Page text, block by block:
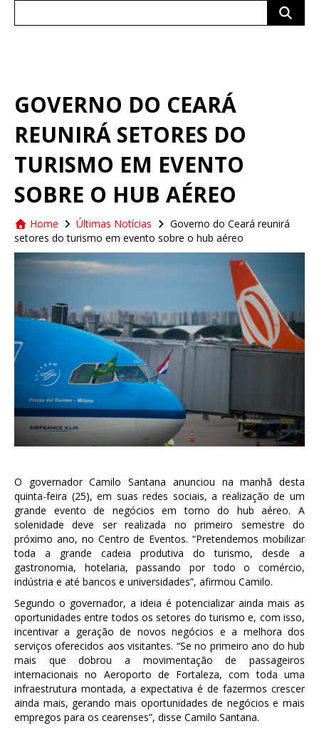
GOVERNO DO CEARÁ
REUNIRÁ SETORES DO
TURISMO EM EVENTO
SOBRE O HUB AÉREO
Home Últimas Notícias
Governo do Ceará reunirá
setores do turismo em evento sobre o hub aéreo
O governador Camilo Santana anunciou na manhã desta
quinta-feira (25), em suas redes sociais, a realização de um
grande evento de negócios em torno do hub aéreo. A
solenidade deve ser realizada no primeiro semestre do
próximo ano, no Centro de Eventos. “Pretendemos mobilizar
toda a grande cadeia produtiva do turismo, desde a
gastronomia, hotelaria, passando por todo o comércio,
indústria e até bancos e universidades”, afirmou Camilo.
Segundo o governador, a ideia é potencializar ainda mais as
oportunidades entre todos os setores do turismo e, com isso,
incentivar a geração de novos negócios e a melhora dos
serviços oferecidos aos visitantes. “Se no primeiro ano do hub
mais que dobrou a movimentação de passageiros
internacionais no Aeroporto de Fortaleza, com toda uma
infraestrutura montada, a expectativa é de fazermos crescer
ainda mais, gerando mais oportunidades de negócios e mais
empregos para os cearenses”, disse Camilo Santana.